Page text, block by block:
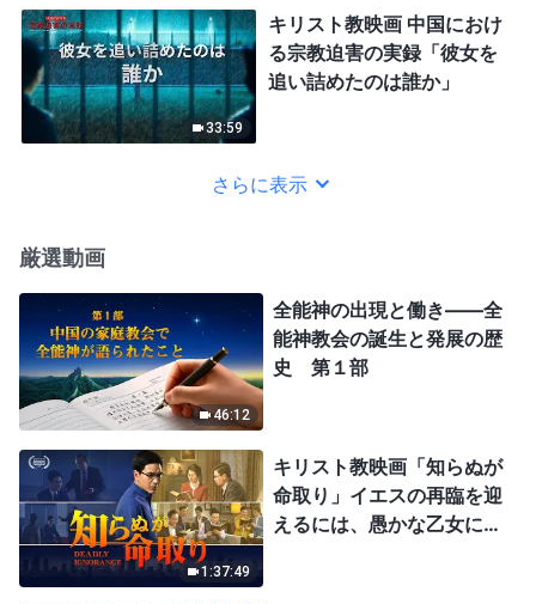
33:59
キリスト教映画 中国におけ
る宗教迫害の実録「彼女を
追い詰めたのは誰か」
さらに表示
厳選動画
46:12
全能神の出現と働き——全
能神教会の誕生と発展の歴
史 第１部
1:37:49
キリスト教映画「知らぬが
命取り」イエスの再臨を迎
えるには、愚かな乙女にな